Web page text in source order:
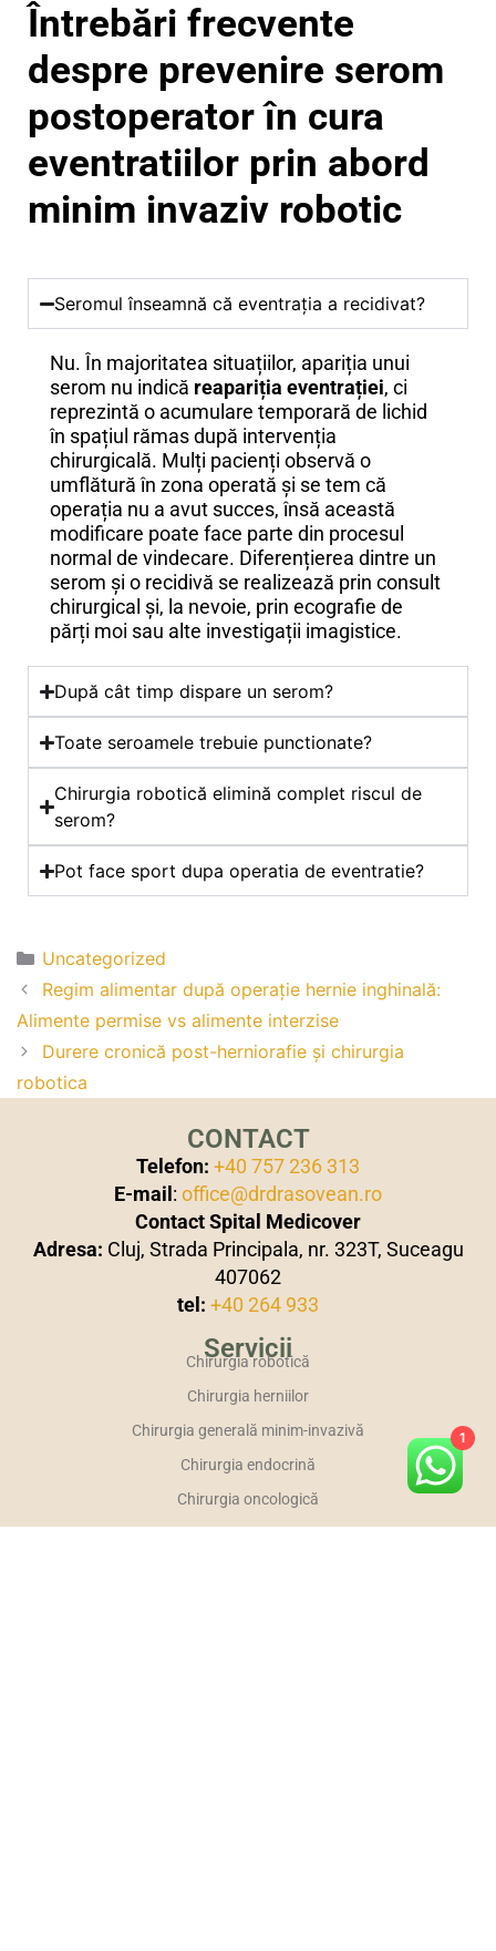
Întrebări frecvente
despre prevenire serom
postoperatorîn cura
eventratiilor prin abord
minim invaziv robotic
Seromul înseamnă că eventrația a recidivat?
Nu. În majoritatea situațiilor, apariția unui
serom nu indică reapariția eventrației, ci
reprezintă o acumulare temporară de lichid
în spațiul rămas după intervenția
chirurgicală. Mulți pacienți observă o
umflătură în zona operată și se tem că
operația nu a avut succes, însă această
modificare poate face parte din procesul
normal de vindecare. Diferențierea dintre un
serom și o recidivă se realizează prin consult
chirurgical și, la nevoie, prin ecografie de
părți moi sau alte investigații imagistice.
După cât timp dispare un serom?
Toate seroamele trebuie punctionate?
Chirurgia robotică elimină complet riscul de
serom?
Pot face sport dupa operatia de eventratie?
Uncategorized
Regim alimentar după operație hernie inghinală:
Alimente permise vs alimente interzise
Durere cronică post-herniorafie și chirurgia
robotica
CONTACT
Telefon: +40 757 236 313
E-mail : office@drdrasovean.ro
Contact Spital Medicover
Adresa: Cluj, Strada Principala, nr. 323T, Suceagu
407062
tel: +40 264 933
Servicii
Chirurgia robotică
Chirurgia herniilor
Chirurgia generală minim-invazivă
Chirurgia endocrină
Chirurgia oncologică
1